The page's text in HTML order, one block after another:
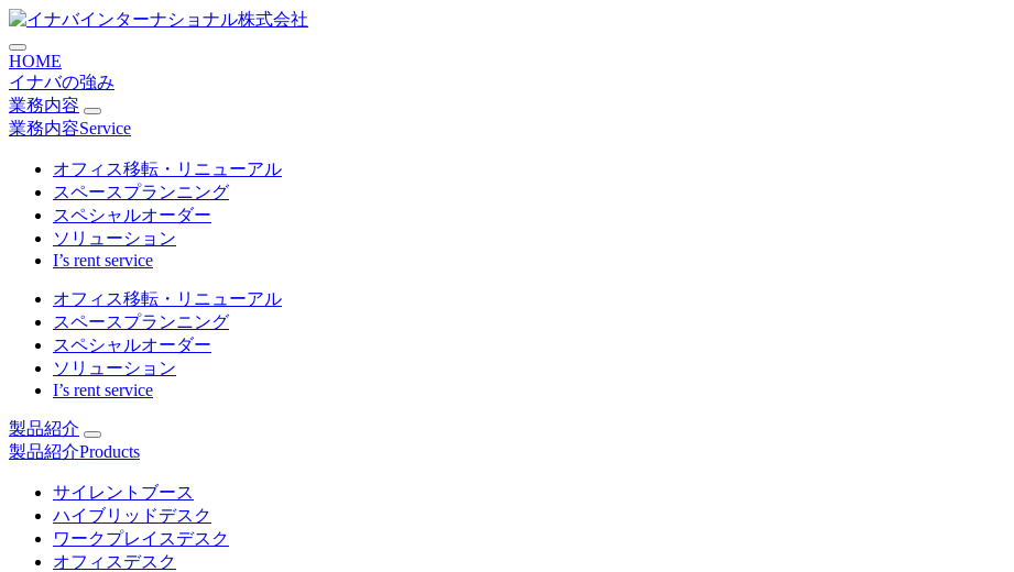
株式会社リンネット オフィス移転事例
コ
ン
テ
ン
ツ
に
HOME
イナバの強み
業務内容
業務内容Service
オフィス移転・リニューアル
スペースプランニング
スペシャルオーダー
ソリューション
I’s rent service
オフィス移転・リニューアル
スペースプランニング
スペシャルオーダー
ソリューション
I’s rent service
製品紹介
製品紹介Products
サイレントブース
ハイブリッドデスク
ワークプレイスデスク
オフィスデスク